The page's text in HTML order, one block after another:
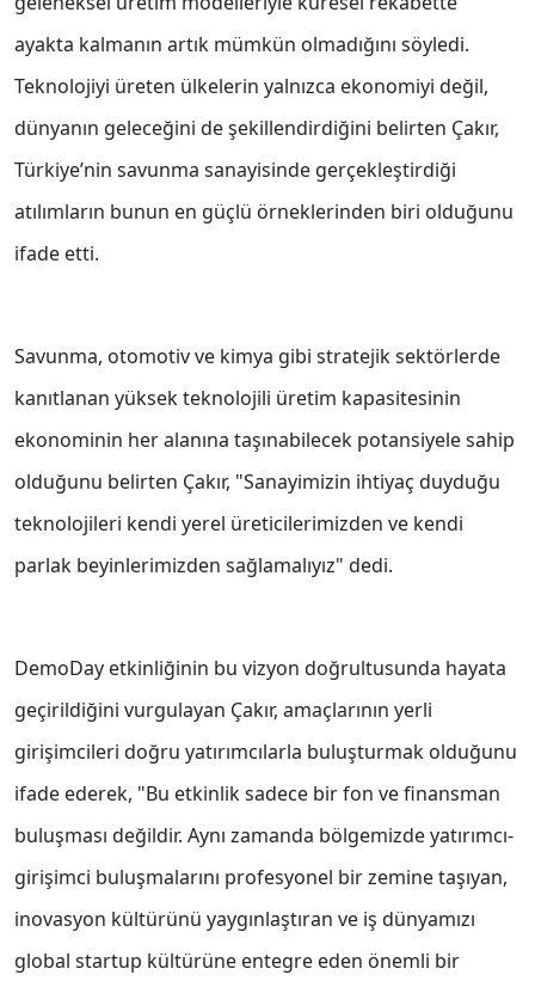
ayakta kalmanın artık mümkün olmadığını söyledi.
Teknolojiyi üreten ülkelerin yalnızca ekonomiyi değil,
dünyanın geleceğini de şekillendirdiğini belirten Çakır,
Türkiye’nin savunma sanayisinde gerçekleştirdiği
atılımların bunun en güçlü örneklerinden biri olduğunu
ifade etti.
Savunma, otomotiv ve kimya gibi stratejik sektörlerde
kanıtlanan yüksek teknolojili üretim kapasitesinin
ekonominin her alanına taşınabilecek potansiyele sahip
olduğunu belirten Çakır, "Sanayimizin ihtiyaç duyduğu
teknolojileri kendi yerel üreticilerimizden ve kendi
parlak beyinlerimizden sağlamalıyız" dedi.
DemoDay etkinliğinin bu vizyon doğrultusunda hayata
geçirildiğini vurgulayan Çakır, amaçlarının yerli
girişimcileri doğru yatırımcılarla buluşturmak olduğunu
ifade ederek, "Bu etkinlik sadece bir fon ve finansman
buluşması değildir. Aynı zamanda bölgemizde yatırımcı-
girişimci buluşmalarını profesyonel bir zemine taşıyan,
inovasyon kültürünü yaygınlaştıran ve iş dünyamızı
global startup kültürüne entegre eden önemli bir